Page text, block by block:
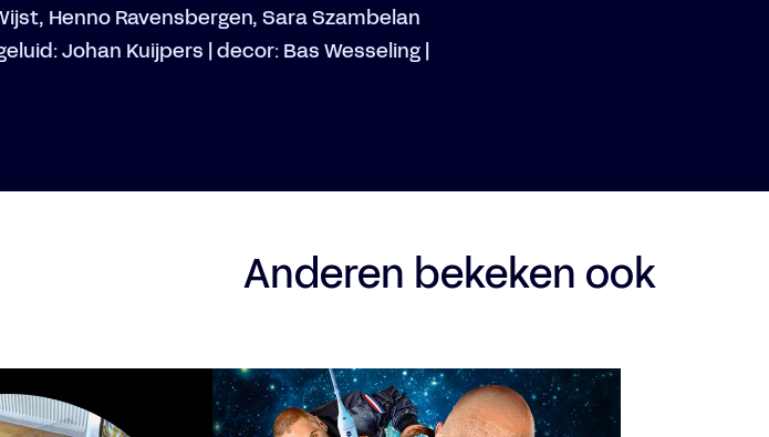
Henno Ravensbergen, Sara Szambelan
Johan Kuijpers | decor: Bas Wesseling |
Anderen bekeken ook